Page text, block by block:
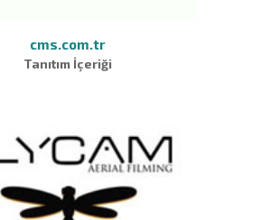
cms.com.tr
Tanıtım İçeriği